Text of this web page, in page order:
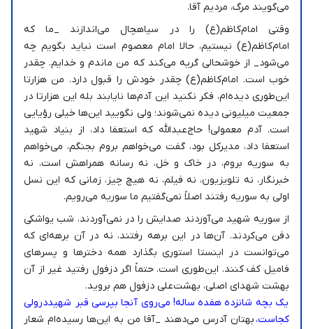
می‌گویند مرگ، مردیم آقا.
وقتی امام‌کاظم‌(ع) را در سیاهچال می‌اندازند _ما که
امام‌کاظم‌(ع) نیستیم، حالا امام معصوم است نباید بگویم چه
می‌شود_ از خوشحالی گریه می‌کند که من ماندم و خدایم. چقدر
خوب است. امام‌کاظم‌‌(ع) چقدر خودش را قبول دارد. من هزارتا
این‌طوری دیده‌ام، فکر نکنید این آدم‌ها نایابند بله این هزارتا در
جمعیت میلیونی دیده نمی‌شوند؛ ولی نگویید این‌ها خیلی رؤیایی
است. آدم معمولی! حاج‌عبدالله که استعفا داد، از بنیاد شهید
استعفا داد، مدیرکل بود، گفت می‌خواهم بروم بجنگم، می‌خواهم
به سوریه بروم، در خاک و خل، نه رسانه همراهش است، نه
خبرنگار، نه تلویزیون، نه فیلم، نه هیچ چیز، زمانی که این نسل
اولی به سوریه رفتند اصلاً نمی‌گفتیم ما سوریه می‌رویم.
از سوریه شهید می‌آوردند صدایش را در نمی‌آوردند، شب یواشکی
دفن می‌کردند. آن‌ها در این برهه رفتند، نه در آن برهه‌ای که
می‌توانست در اینستا استوری بگذارد همه دخترها و پسرهای
فامیل کف کنند. این‌طوری است. حتماً اگر دزفول رفتید غیر از آن
بهشت شهدای اصلی، بهشت‌علی دزفول هم بروید.
یک بچه شانزده هفده ساله! می‌روی آنجا بپرسی قبر شهیددرولی
کجاست،بهتان آدرس می‌دهند _آقا من به این‌ها رسیده‌ام شعار